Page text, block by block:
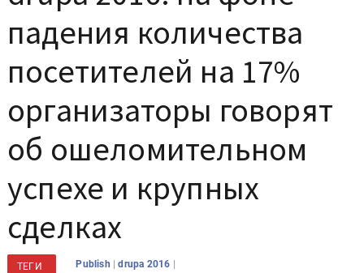
падения количества
посетителей на 17%
организаторы говорят
об ошеломительном
успехе и крупных
сделках
ТЕГИ Publish |drupa 2016 |